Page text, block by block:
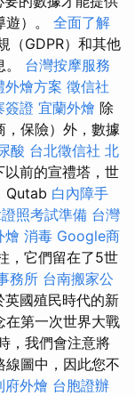
）。 全面了解
（GDPR）和其他
台灣按摩服務
外燴方案 徵信社
簽證 宜蘭外燴 除
，保險）外，數據
酸 台北徵信社 北
以前的宣禮塔，世
Qutab 白內障手
照考試準備 台灣
燴 消毒 Google商
，它們留在了5世
務所 台南搬家公
英國殖民時代的新
在第一次世界大戰
，我們會注意將
線圖中，因此您不
府外燴 台胞證辦